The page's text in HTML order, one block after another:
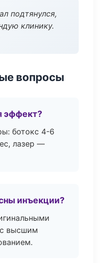
подтянулся,
клинику.
вопросы
эффект?
ботокс 4-6
лазер —
инъекции?
высшим